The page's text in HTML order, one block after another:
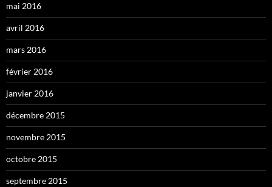
mai 2016
avril 2016
mars 2016
février 2016
janvier 2016
décembre 2015
novembre 2015
octobre 2015
septembre 2015